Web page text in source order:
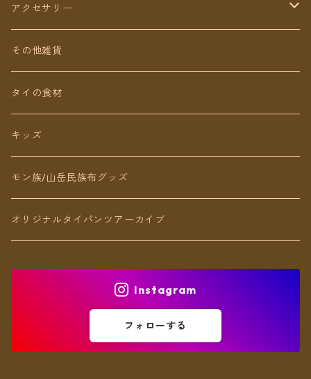
ショート丈
Baby&Kids
スカート
キッズ
アクセサリー
ピアス（イヤリング）
ネックレス
リング
ブレスレット
アンクレット
その他雑貨
タイの食材
キッズ
モン族/山岳民族布グッズ
オリジナルタイパンツアーカイブ
Instagram
フォローする